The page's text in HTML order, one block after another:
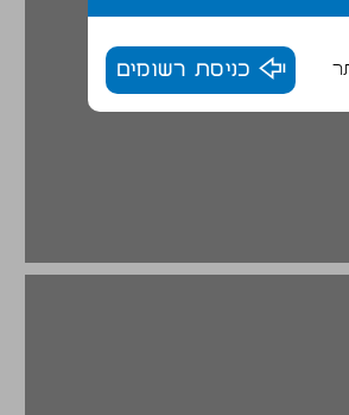
כניסת רשומים